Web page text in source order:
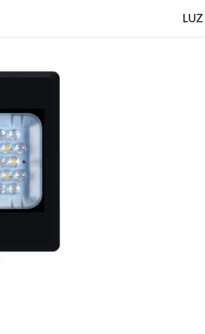
LUZ